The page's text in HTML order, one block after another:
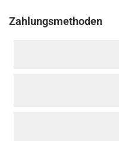
Zahlungsmethoden